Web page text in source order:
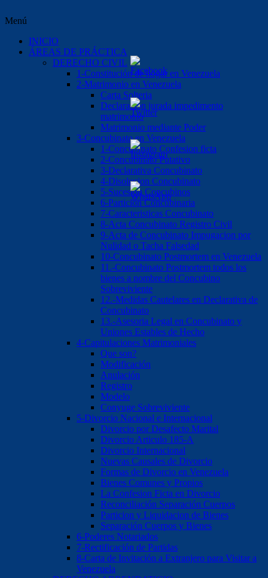
Menú
INICIO
ÁREAS DE PRÁCTICA
DERECHO CIVIL
1-Constitución de hogar en Venezuela
2-Matrimonio en Venezuela
Carta Solteria
Declaración jurada impedimento
matrimonio
Matrimonio mediante Poder
3-Concubinato en Venezuela
1-Concubinato Confesion ficta
2-Concubinato Putativo
3-Declarativa Concubinato
4-Disolucion Concubinato
5-Sucesión Concubinos
6-Partición Concubinaria
7-Caracteristicas Concubinato
8-Acta Concubinato Registro Civil
9-Acta de Concubinato Impugacion por
Nulidad o Tacha Falsedad
10-Concubinato Postmortem en Venezuela
11.-Concubinato Postmortem todos los
bienes a nombre del Concubino
Sobreviviente
12.-Medidas Cautelares en Declarativa de
Concubinato
13.-Asesoria Legal en Concubinato y
Uniones Estables de Hecho
4-Capitulaciones Matrimoniales
Que son?
Modificación
Anulación
Registro
Modelo
Conyuge Sobreviviente
5-Divorcio Nacional e Internacional
Divorcio por Desafecto Marital
Divorcio Articulo 185-A
Divorcio Internacional
Nuevas Causales de Divorcio
Formas de Divorcio en Venezuela
Bienes Comunes y Propios
La Confesion Ficta en Divorcio
Reconciliación Separación Cuerpos
Particion y Liquidacion de Bienes
Separación Cuerpos y Bienes
6-Poderes Notariados
7-Rectificación de Partidas
8-Carta de Invitación a Extranjero para Visitar a
Venezuela